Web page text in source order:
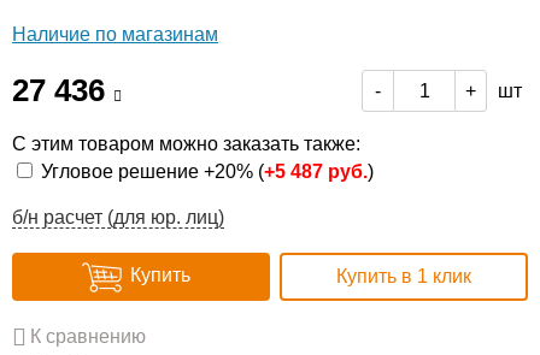
Наличие по магазинам
27 436 - + шт
С этим товаром можно заказать также:
Угловое решение +20% (+5 487 руб.)
б/н расчет (для юр. лиц)
Купить Купить в 1 клик
К сравнению